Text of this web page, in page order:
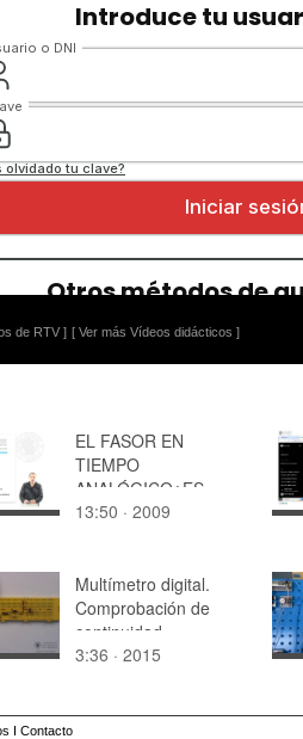
de RTV ] [ Ver más Vídeos didácticos ]
EL FASOR EN
TIEMPO
ANALÓGICO¿ES
PERIÓDICO?¿Y LA
13:50 · 2009
Multímetro digital.
Comprobación de
continuidad
3:36 · 2015
I Contacto